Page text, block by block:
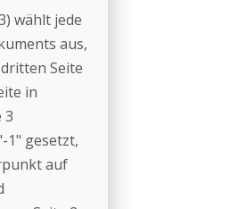
wählt jede
aus,
Seite
in
3
1" gesetzt,
auf